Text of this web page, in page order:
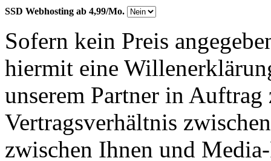
SSD Webhosting ab 4,99/Mo.
Sofern kein Preis
hiermit eine
unserem Partner in
Vertragsverhältnis
zwischen Ihnen und